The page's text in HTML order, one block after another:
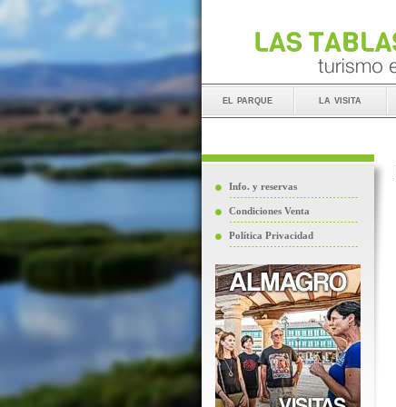
el parque la visita
Info. y reservas
Condiciones Venta
Política Privacidad